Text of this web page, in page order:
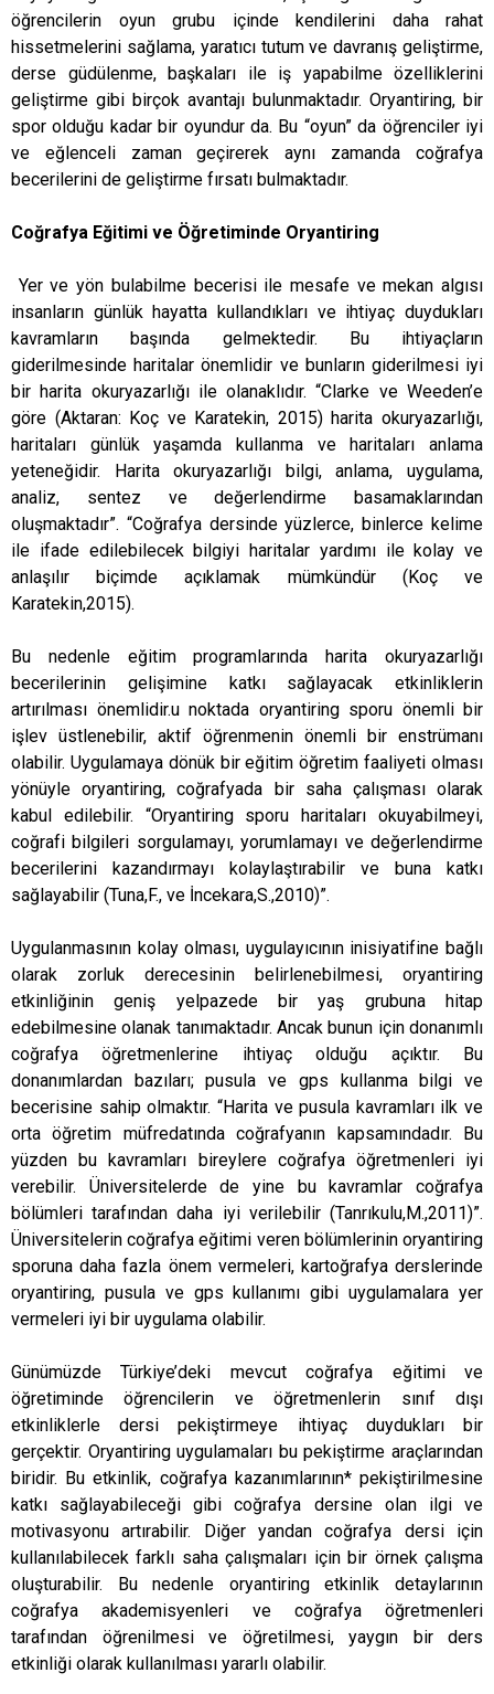
öğrencilerin oyun grubu içinde kendilerini daha rahat
hissetmelerini sağlama, yaratıcı tutum ve davranış geliştirme,
derse güdülenme, başkaları ile iş yapabilme özelliklerini
geliştirme gibi birçok avantajı bulunmaktadır. Oryantiring, bir
spor olduğu kadar bir oyundur da. Bu “oyun” da öğrenciler iyi
ve eğlenceli zaman geçirerek aynı zamanda coğrafya
becerilerini de geliştirme fırsatı bulmaktadır.
Coğrafya Eğitimi ve Öğretiminde Oryantiring
Yer ve yön bulabilme becerisi ile mesafe ve mekan algısı
insanların günlük hayatta kullandıkları ve ihtiyaç duydukları
kavramların başında gelmektedir. Bu ihtiyaçların
giderilmesinde haritalar önemlidir ve bunların giderilmesi iyi
bir harita okuryazarlığı ile olanaklıdır. “Clarke ve Weeden’e
göre (Aktaran: Koç ve Karatekin, 2015) harita okuryazarlığı,
haritaları günlük yaşamda kullanma ve haritaları anlama
yeteneğidir. Harita okuryazarlığı bilgi, anlama, uygulama,
analiz, sentez ve değerlendirme basamaklarından
oluşmaktadır”. “Coğrafya dersinde yüzlerce, binlerce kelime
ile ifade edilebilecek bilgiyi haritalar yardımı ile kolay ve
anlaşılır biçimde açıklamak mümkündür (Koç ve
Karatekin,2015).
Bu nedenle eğitim programlarında harita okuryazarlığı
becerilerinin gelişimine katkı sağlayacak etkinliklerin
artırılması önemlidir.u noktada oryantiring sporu önemli bir
işlev üstlenebilir, aktif öğrenmenin önemli bir enstrümanı
olabilir. Uygulamaya dönük bir eğitim öğretim faaliyeti olması
yönüyle oryantiring, coğrafyada bir saha çalışması olarak
kabul edilebilir. “Oryantiring sporu haritaları okuyabilmeyi,
coğrafi bilgileri sorgulamayı, yorumlamayı ve değerlendirme
becerilerini kazandırmayı kolaylaştırabilir ve buna katkı
sağlayabilir (Tuna,F., ve İncekara,S.,2010)”.
Uygulanmasının kolay olması, uygulayıcının inisiyatifine bağlı
olarak zorluk derecesinin belirlenebilmesi, oryantiring
etkinliğinin geniş yelpazede bir yaş grubuna hitap
edebilmesine olanak tanımaktadır. Ancak bunun için donanımlı
coğrafya öğretmenlerine ihtiyaç olduğu açıktır. Bu
donanımlardan bazıları; pusula ve gps kullanma bilgi ve
becerisine sahip olmaktır. “Harita ve pusula kavramları ilk ve
orta öğretim müfredatında coğrafyanın kapsamındadır. Bu
yüzden bu kavramları bireylere coğrafya öğretmenleri iyi
verebilir. Üniversitelerde de yine bu kavramlar coğrafya
bölümleri tarafından daha iyi verilebilir (Tanrıkulu,M.,2011)”.
Üniversitelerin coğrafya eğitimi veren bölümlerinin oryantiring
sporuna daha fazla önem vermeleri, kartoğrafya derslerinde
oryantiring, pusula ve gps kullanımı gibi uygulamalara yer
vermeleri iyi bir uygulama olabilir.
Günümüzde Türkiye’deki mevcut coğrafya eğitimi ve
öğretiminde öğrencilerin ve öğretmenlerin sınıf dışı
etkinliklerle dersi pekiştirmeye ihtiyaç duydukları bir
gerçektir. Oryantiring uygulamaları bu pekiştirme araçlarından
biridir. Bu etkinlik, coğrafya kazanımlarının* pekiştirilmesine
katkı sağlayabileceği gibi coğrafya dersine olan ilgi ve
motivasyonu artırabilir. Diğer yandan coğrafya dersi için
kullanılabilecek farklı saha çalışmaları için bir örnek çalışma
oluşturabilir. Bu nedenle oryantiring etkinlik detaylarının
coğrafya akademisyenleri ve coğrafya öğretmenleri
tarafından öğrenilmesi ve öğretilmesi, yaygın bir ders
etkinliği olarak kullanılması yararlı olabilir.